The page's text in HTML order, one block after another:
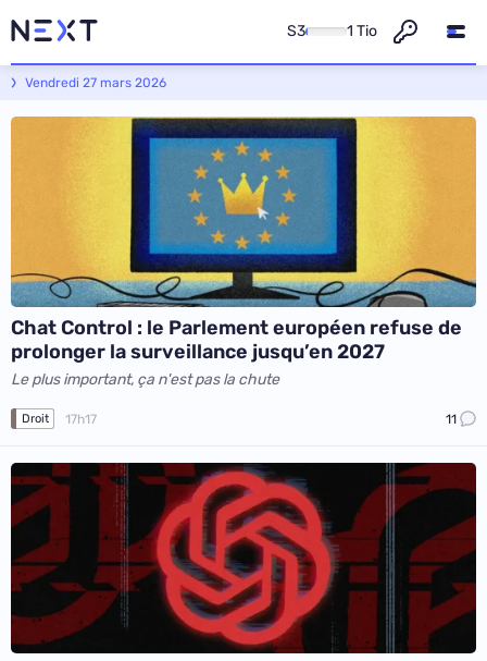
S3 1 Tio
Next - L'actualité informatique et numérique
Vendredi 27 mars 2026
Chat Control : le Parlement européen refuse de
prolonger la surveillance jusqu’en 2027
Le plus important, ça n'est pas la chute
Droit 17h17 11